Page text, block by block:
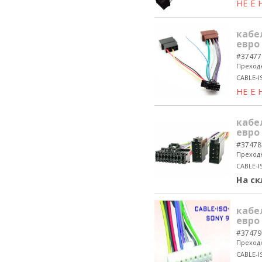
НЕ Е
евро
#37477
CABLE-
НЕ Е
евро
#37478
CABLE-
На
евро
#37479
CABLE-